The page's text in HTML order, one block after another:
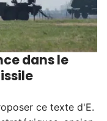
dans le
ce texte d'E.